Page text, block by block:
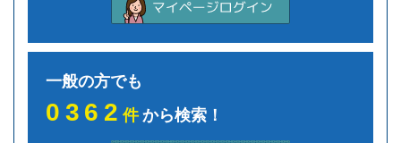
一般の方でも
0362件から検索！